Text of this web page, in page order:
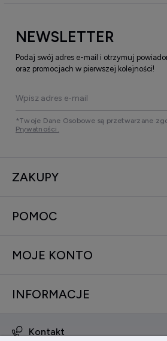
NEWSLETTER
Podaj swój adres e-mail i otrzymuj
oraz promocjach w pierwszej kolejności!
*Twoje Dane Osobowe są przetwarzane
Prywatności.
ZAKUPY
POMOC
MOJE KONTO
INFORMACJE
Kontakt